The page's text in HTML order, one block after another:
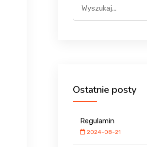
Ostatnie posty
Regulamin
2024-08-21